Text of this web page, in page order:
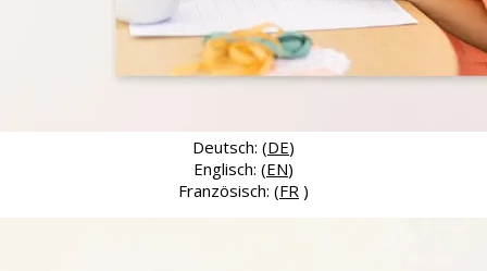
Deutsch: (DE)
Englisch: (EN)
Französisch: (FR )